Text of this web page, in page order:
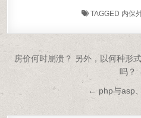
TAGGED 内保
文章导航
房价何时崩溃？ 另外，以何种形
吗？
← php与asp